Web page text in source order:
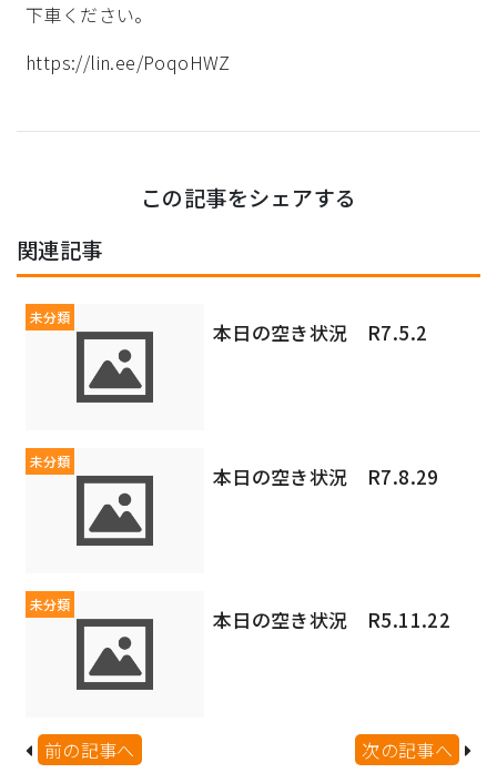
下車ください。
https://lin.ee/PoqoHWZ
この記事をシェアする
関連記事
未分類
本日の空き状況 R7.5.2
未分類
本日の空き状況 R7.8.29
未分類
本日の空き状況 R5.11.22
前の記事へ 次の記事へ